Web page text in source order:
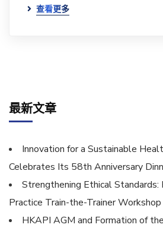
查看更多
最新文章
Innovation for a Sustainable
Celebrates Its 58th Anniversary
Strengthening Ethical
Practice Train-the-Trainer Workshop
HKAPI AGM and Formation of